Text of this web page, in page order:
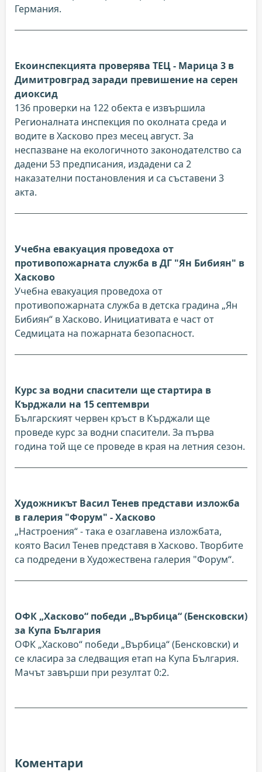
Германия.
Екоинспекцията проверява ТЕЦ - Марица 3 в
Димитровград заради превишение на серен
диоксид
136 проверки на 122 обекта е извършила
Регионалната инспекция по околната среда и
водите в Хасково през месец август. За
неспазване на екологичното законодателство са
дадени 53 предписания, издадени са 2
наказателни постановления и са съставени 3
акта.
Учебна евакуация проведоха от
противопожарната служба в ДГ "Ян Бибиян" в
Хасково
Учебна евакуация проведоха от
противопожарната служба в детска градина „Ян
Бибиян“ в Хасково. Инициативата е част от
Седмицата на пожарната безопасност.
Курс за водни спасители ще стартира в
Кърджали на 15 септември
Българският червен кръст в Кърджали ще
проведе курс за водни спасители. За първа
година той ще се проведе в края на летния сезон.
Художникът Васил Тенев представи изложба
в галерия "Форум" - Хасково
„Настроения“ - така е озаглавена изложбата,
която Васил Тенев представя в Хасково. Творбите
са подредени в Художествена галерия "Форум“.
ОФК „Хасково“ победи „Върбица“ (Бенсковски)
за Купа България
ОФК „Хасково“ победи „Върбица“ (Бенсковски) и
се класира за следващия етап на Купа България.
Мачът завърши при резултат 0:2.
Коментари